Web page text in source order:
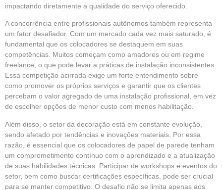
impactando diretamente a qualidade do serviço oferecido.
A concorrência entre profissionais autônomos também representa
um fator desafiador. Com um mercado cada vez mais saturado, é
fundamental que os colocadores se destaquem em suas
competências. Muitos começam como amadores ou em regime
freelance, o que pode levar a práticas de instalação inconsistentes.
Essa competição acirrada exige um forte entendimento sobre
como promover os próprios serviços e garantir que os clientes
percebam o valor agregado de uma instalação profissional, em vez
de escolher opções de menor custo com menos habilitação.
Além disso, o setor da decoração está em constante evolução,
sendo afetado por tendências e inovações materiais. Por essa
razão, é essencial que os colocadores de papel de parede tenham
um comprometimento contínuo com o aprendizado e a atualização
de suas habilidades técnicas. Participar de workshops e eventos do
setor, bem como buscar certificações específicas, pode ser crucial
para se manter competitivo. O desafio não se limita apenas aos